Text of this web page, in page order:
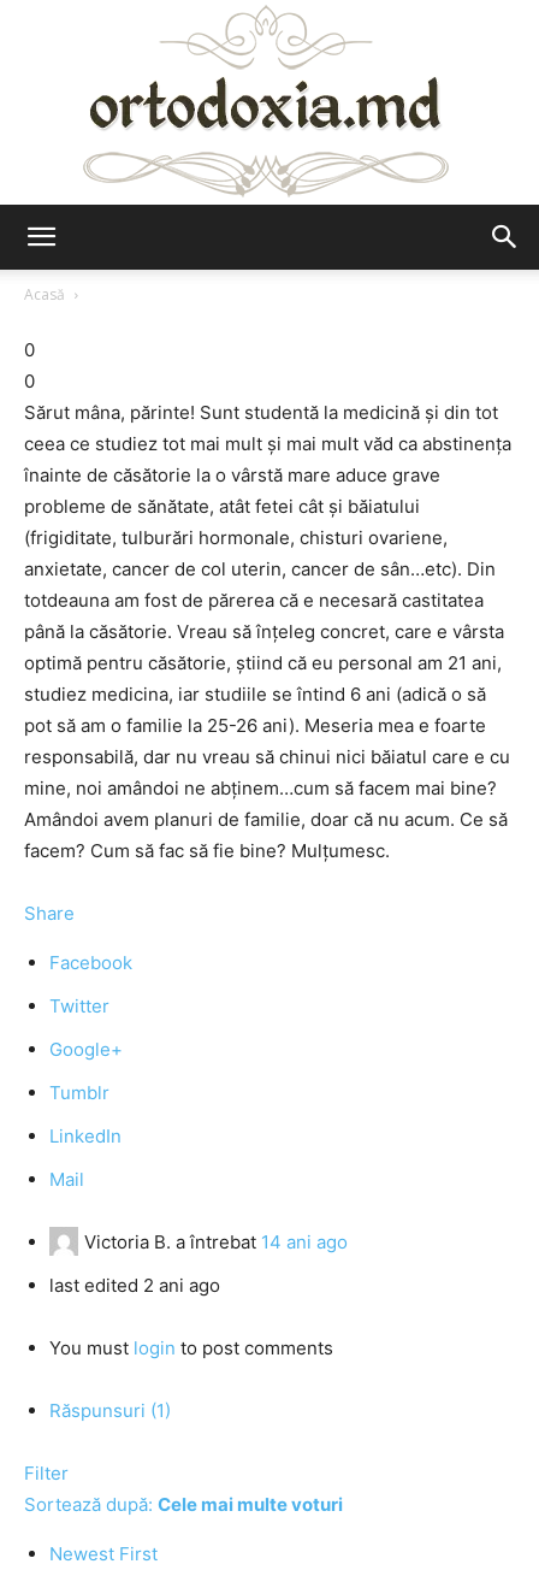
Acasă
0
0
Sărut mâna, părinte! Sunt studentă la medicină şi din tot
ceea ce studiez tot mai mult şi mai mult văd ca abstinenţa
înainte de căsătorie la o vârstă mare aduce grave
probleme de sănătate, atât fetei cât şi băiatului
(frigiditate, tulburări hormonale, chisturi ovariene,
anxietate, cancer de col uterin, cancer de sân…etc). Din
totdeauna am fost de părerea că e necesară castitatea
până la căsătorie. Vreau să înţeleg concret, care e vârsta
optimă pentru căsătorie, ştiind că eu personal am 21 ani,
studiez medicina, iar studiile se întind 6 ani (adică o să
pot să am o familie la 25-26 ani). Meseria mea e foarte
responsabilă, dar nu vreau să chinui nici băiatul care e cu
mine, noi amândoi ne abţinem…cum să facem mai bine?
Amândoi avem planuri de familie, doar că nu acum. Ce să
facem? Cum să fac să fie bine? Mulţumesc.
Share
Facebook
Twitter
Google+
Tumblr
LinkedIn
Mail
Victoria B. a întrebat 14 ani ago
last edited 2 ani ago
You must login to post comments
Răspunsuri (1)
Filter
Sortează după: Cele mai multe voturi
Newest First